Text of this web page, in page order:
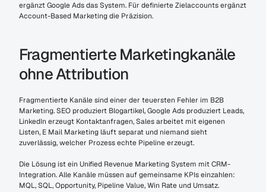
ergänzt Google Ads das System. Für definierte Zielaccounts ergänzt
Account-Based Marketing die Präzision.
Fragmentierte Marketingkanäle
ohne Attribution
Fragmentierte Kanäle sind einer der teuersten Fehler im B2B
Marketing. SEO produziert Blogartikel, Google Ads produziert Leads,
LinkedIn erzeugt Kontaktanfragen, Sales arbeitet mit eigenen
Listen, E Mail Marketing läuft separat und niemand sieht
zuverlässig, welcher Prozess echte Pipeline erzeugt.
Die Lösung ist ein Unified Revenue Marketing System mit CRM-
Integration. Alle Kanäle müssen auf gemeinsame KPIs einzahlen:
MQL, SQL, Opportunity, Pipeline Value, Win Rate und Umsatz.